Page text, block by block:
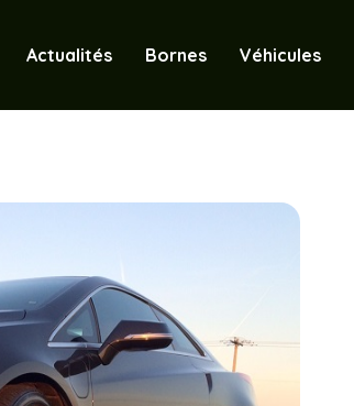
Actualités Bornes Véhicules